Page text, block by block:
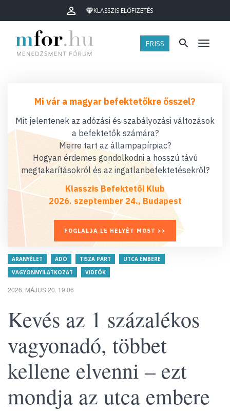
KLASSZIS ELŐFIZETÉS
FRISS Menü
Mi vár a magyar befektetőkre ősszel?
Mit jelentenek az adózási és szabályozási változások
a befektetők számára?
Merre tart az állampapírpiac?
Hogyan érdemes gondolkodni a hosszú távú
megtakarításokról és az ingatlanbefektetésekről?
Klasszis Befektetői Klub
2026. szeptember 24., Budapest
FOGLALJA LE HELYÉT MOST >>
ARANYÉLET ADÓ TISZA PÁRT
UTCA EMBERE
VAGYONNYILATKOZAT
VIDEÓK
2026. MÁJUS 20. 19:06
Kevés az 1 százalékos
vagyonadó, többet
kellene elvenni – ezt
mondja az utca embere